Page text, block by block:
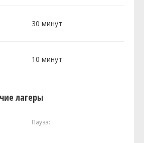
30 минут
10 минут
лагеры
Пауза: